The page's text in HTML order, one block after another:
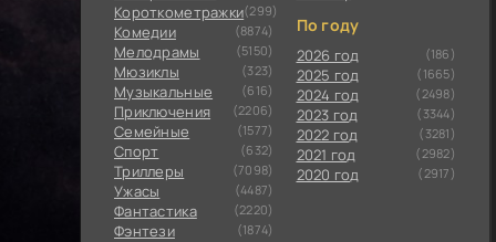
Короткометражки(299)
Комедии (8874)
Мелодрамы (5150)
Мюзиклы (323)
Музыкальные (616)
Приключения (2206)
Семейные (1577)
Cпорт (632)
Триллеры (7098)
Ужасы (4487)
Фантастика (2220)
Фэнтези (1874)
По году
2026 год (186)
2025 год (1665)
2024 год (2498)
2023 год (3344)
2022 год (3281)
2021 год (2982)
2020 год (2917)